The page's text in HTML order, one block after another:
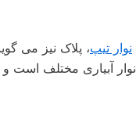
نوار تیپ، پلاک نیز می